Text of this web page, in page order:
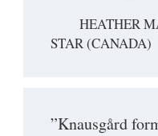
HEATHER
STAR (CANADA)
”Knausgård